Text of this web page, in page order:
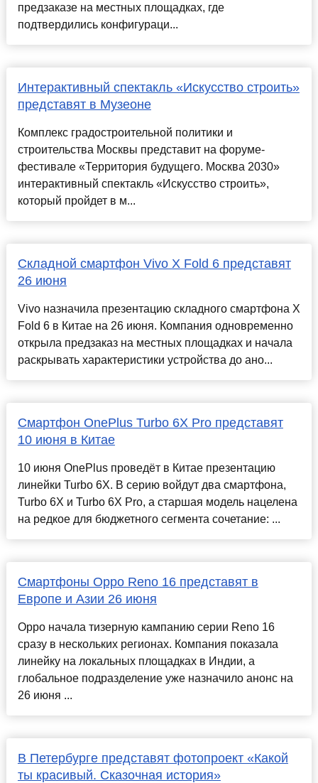
предзаказе на местных площадках, где
подтвердились конфигураци...
Интерактивный спектакль «Искусство строить»
представят в Музеоне
Комплекс градостроительной политики и
строительства Москвы представит на форуме-
фестивале «Территория будущего. Москва 2030»
интерактивный спектакль «Искусство строить»,
который пройдет в м...
Складной смартфон Vivo X Fold 6 представят
26 июня
Vivo назначила презентацию складного смартфона X
Fold 6 в Китае на 26 июня. Компания одновременно
открыла предзаказ на местных площадках и начала
раскрывать характеристики устройства до ано...
Смартфон OnePlus Turbo 6X Pro представят
10 июня в Китае
10 июня OnePlus проведёт в Китае презентацию
линейки Turbo 6X. В серию войдут два смартфона,
Turbo 6X и Turbo 6X Pro, а старшая модель нацелена
на редкое для бюджетного сегмента сочетание: ...
Смартфоны Oppo Reno 16 представят в
Европе и Азии 26 июня
Oppo начала тизерную кампанию серии Reno 16
сразу в нескольких регионах. Компания показала
линейку на локальных площадках в Индии, а
глобальное подразделение уже назначило анонс на
26 июня ...
В Петербурге представят фотопроект «Какой
ты красивый. Сказочная история»